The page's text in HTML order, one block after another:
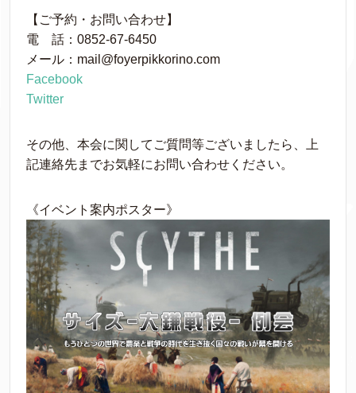
【ご予約・お問い合わせ】
電 話：0852-67-6450
メール：mail@foyerpikkorino.com
Facebook
Twitter
その他、本会に関してご質問等ございましたら、上
記連絡先までお気軽にお問い合わせください。
《イベント案内ポスター》